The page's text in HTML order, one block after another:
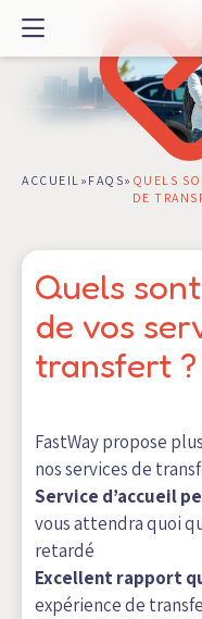
ACCUEIL » FAQS» QUELS
DE
Quels
de vos
transfert ?
FastWay propose
nos services de
Service d’accueil
vous attendra quoi
retardé
Excellent rapport
expérience de